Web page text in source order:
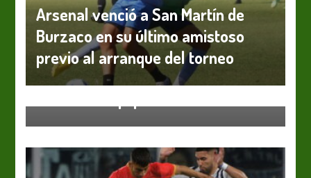
Arsenal venció a San Martín de
Burzaco en su último amistoso
previo al arranque del torneo
Arsenal